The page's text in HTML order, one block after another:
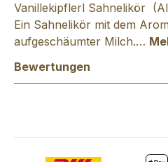
Vanillekipflerl Sahnelikör
Ein Sahnelikör mit dem
aufgeschäumter Milch.…
Bewertungen